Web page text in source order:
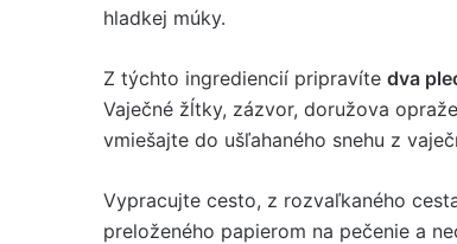
hladkej múky.
Z týchto ingrediencií pripravíte dva
Vaječné žĺtky, zázvor, doružova
vmiešajte do ušľahaného snehu z
Vypracujte cesto, z rozvaľkaného
preloženého papierom na pečenie a